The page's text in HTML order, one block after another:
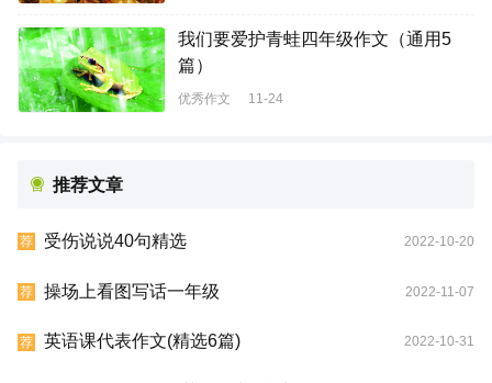
我们要爱护青蛙四年级作文（通用5
篇）
优秀作文 11-24
推荐文章
荐 受伤说说40句精选 2022-10-20
荐 操场上看图写话一年级 2022-11-07
荐 英语课代表作文(精选6篇) 2022-10-31